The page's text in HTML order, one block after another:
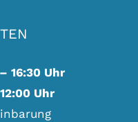
16:30 Uhr
Uhr